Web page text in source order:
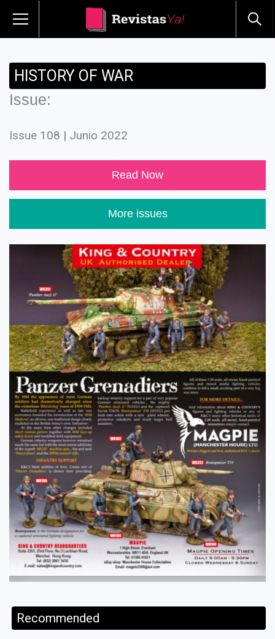
HISTORY OF WAR
Issue:
Issue 108 | Junio 2022
Read Now
More issues
Recommended